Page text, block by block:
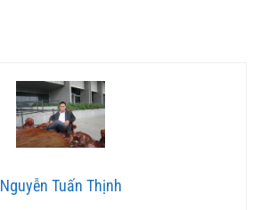
Nguyễn Tuấn Thịnh